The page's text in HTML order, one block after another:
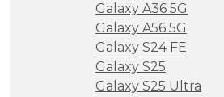
Galaxy A36 5G
Galaxy A56 5G
Galaxy S24 FE
Galaxy S25
Galaxy S25 Ultra